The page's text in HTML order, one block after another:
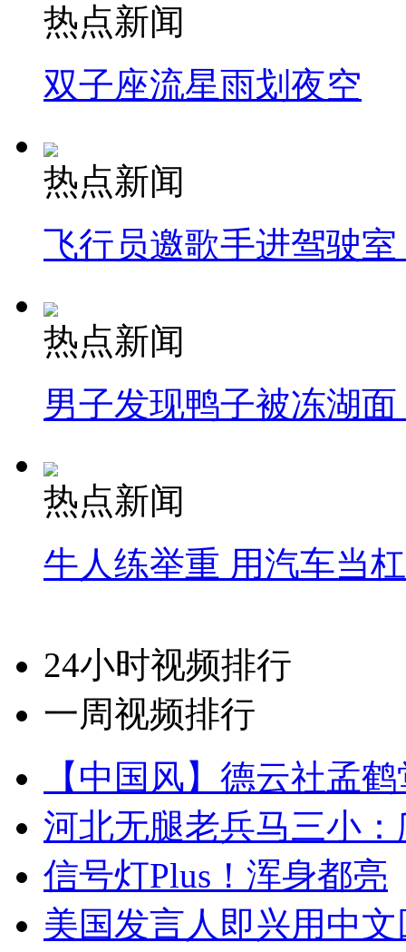
热点新闻
双子座流星雨划夜空
热点新闻
飞行员邀歌手进驾驶
热点新闻
男子发现鸭子被冻湖
热点新闻
牛人练举重 用汽车当
24小时视频排行
一周视频排行
【中国风】德云社孟
河北无腿老兵马三小
信号灯Plus！浑身都亮
美国发言人即兴用中